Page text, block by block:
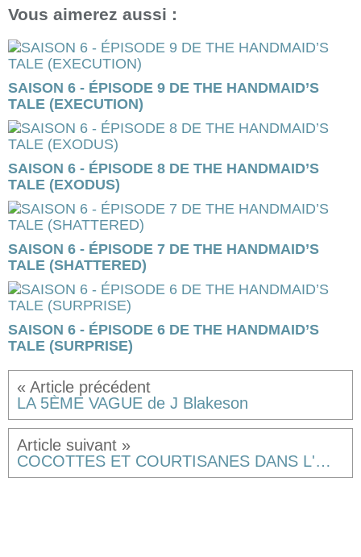
Vous aimerez aussi :
SAISON 6 - ÉPISODE 9 DE THE HANDMAID’S
TALE (EXECUTION)
SAISON 6 - ÉPISODE 8 DE THE HANDMAID’S
TALE (EXODUS)
SAISON 6 - ÉPISODE 7 DE THE HANDMAID’S
TALE (SHATTERED)
SAISON 6 - ÉPISODE 6 DE THE HANDMAID’S
TALE (SURPRISE)
LA 5ÈME VAGUE de J Blakeson
COCOTTES ET COURTISANES DANS L'ŒIL DES PEINTRES de Sandra Paugam (marathon Dvdtrafic, jour 8).